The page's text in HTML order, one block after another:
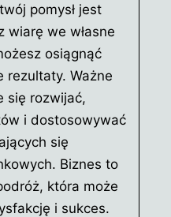
pomysł jest
wiarę we własne
osiągnąć
rezultaty. Ważne
się rozwijać,
i dostosowywać
się
Biznes to
która może
i sukces.